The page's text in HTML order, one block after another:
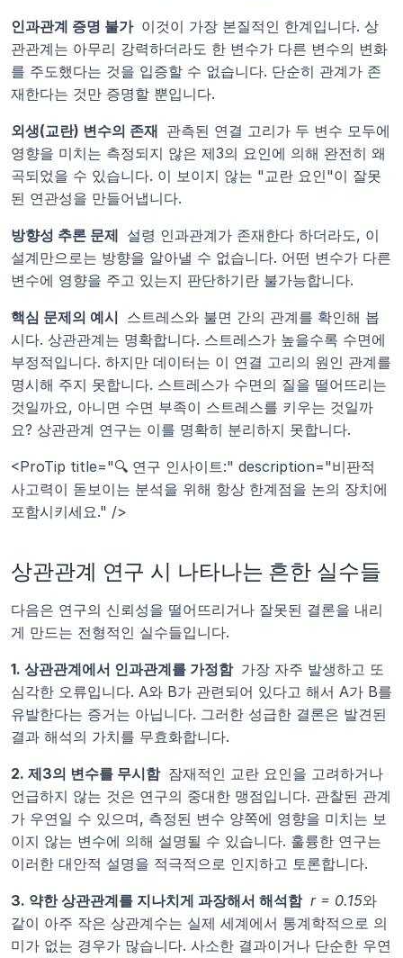
인과관계 증명 불가 이것이 가장 본질적인 한계입니다. 상
관관계는 아무리 강력하더라도 한 변수가 다른 변수의 변화
를 주도했다는 것을 입증할 수 없습니다. 단순히 관계가 존
재한다는 것만 증명할 뿐입니다.
외생(교란) 변수의 존재 관측된 연결 고리가 두 변수 모두에
영향을 미치는 측정되지 않은 제3의 요인에 의해 완전히 왜
곡되었을 수 있습니다. 이 보이지 않는 "교란 요인"이 잘못
된 연관성을 만들어냅니다.
방향성 추론 문제 설령 인과관계가 존재한다 하더라도, 이
설계만으로는 방향을 알아낼 수 없습니다. 어떤 변수가 다른
변수에 영향을 주고 있는지 판단하기란 불가능합니다.
핵심 문제의 예시 스트레스와 불면 간의 관계를 확인해 봅
시다. 상관관계는 명확합니다. 스트레스가 높을수록 수면에
부정적입니다. 하지만 데이터는 이 연결 고리의 원인 관계를
명시해 주지 못합니다. 스트레스가 수면의 질을 떨어뜨리는
것일까요, 아니면 수면 부족이 스트레스를 키우는 것일까
요? 상관관계 연구는 이를 명확히 분리하지 못합니다.
<ProTip title="🔍 연구 인사이트:" description="비판적
사고력이 돋보이는 분석을 위해 항상 한계점을 논의 장치에
포함시키세요." />
상관관계 연구 시 나타나는 흔한 실수들
다음은 연구의 신뢰성을 떨어뜨리거나 잘못된 결론을 내리
게 만드는 전형적인 실수들입니다.
1. 상관관계에서 인과관계를 가정함 가장 자주 발생하고 또
심각한 오류입니다. A와 B가 관련되어 있다고 해서 A가 B를
유발한다는 증거는 아닙니다. 그러한 성급한 결론은 발견된
결과 해석의 가치를 무효화합니다.
2. 제3의 변수를 무시함 잠재적인 교란 요인을 고려하거나
언급하지 않는 것은 연구의 중대한 맹점입니다. 관찰된 관계
가 우연일 수 있으며, 측정된 변수 양쪽에 영향을 미치는 보
이지 않는 변수에 의해 설명될 수 있습니다. 훌륭한 연구는
이러한 대안적 설명을 적극적으로 인지하고 토론합니다.
3. 약한 상관관계를 지나치게 과장해서 해석함 r = 0.15와
같이 아주 작은 상관계수는 실제 세계에서 통계학적으로 의
미가 없는 경우가 많습니다. 사소한 결과이거나 단순한 우연